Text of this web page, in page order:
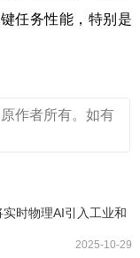
任务性能，特别是
作者所有。如有
时物理AI引入工业和
2025-10-29